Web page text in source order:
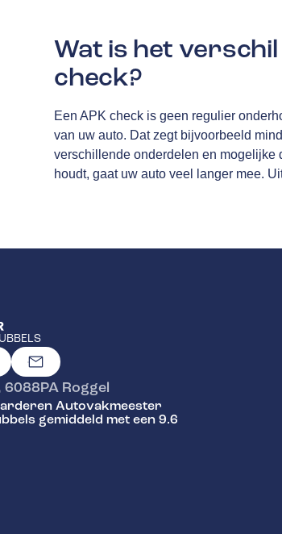
Wat is het
check?
Een APK check is geen regulier
van uw auto. Dat zegt bijvoorbeeld
verschillende onderdelen en mogelijke
houdt, gaat uw auto veel langer mee.
6088PA Roggel
Autovakmeester
gemiddeld met een 9.6